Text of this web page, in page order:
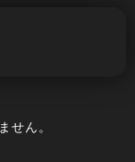
せん。